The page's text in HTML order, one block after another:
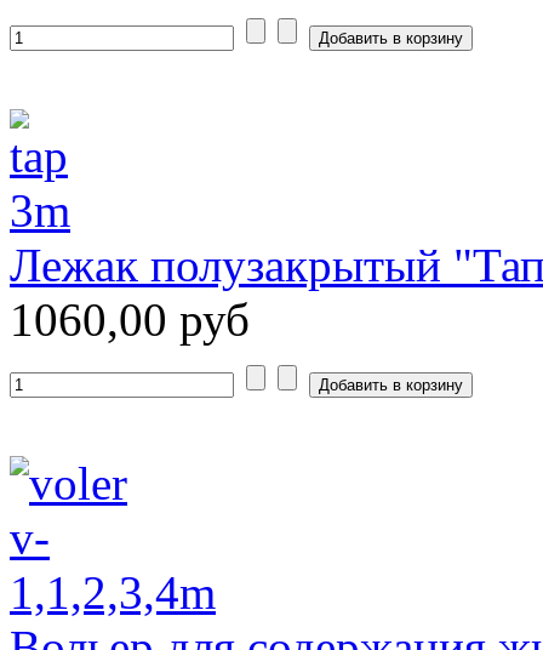
Лежак полузакрытый
1060,00 руб